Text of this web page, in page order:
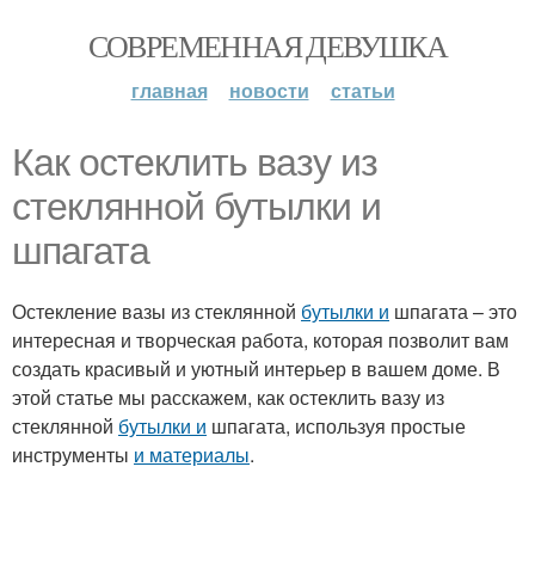
СОВРЕМЕННАЯ ДЕВУШКА
главная новости статьи
Как остеклить вазу из
стеклянной бутылки и
шпагата
Остекление вазы из стеклянной бутылки и шпагата – это
интересная и творческая работа, которая позволит вам
создать красивый и уютный интерьер в вашем доме. В
этой статье мы расскажем, как остеклить вазу из
стеклянной бутылки и шпагата, используя простые
инструменты и материалы.